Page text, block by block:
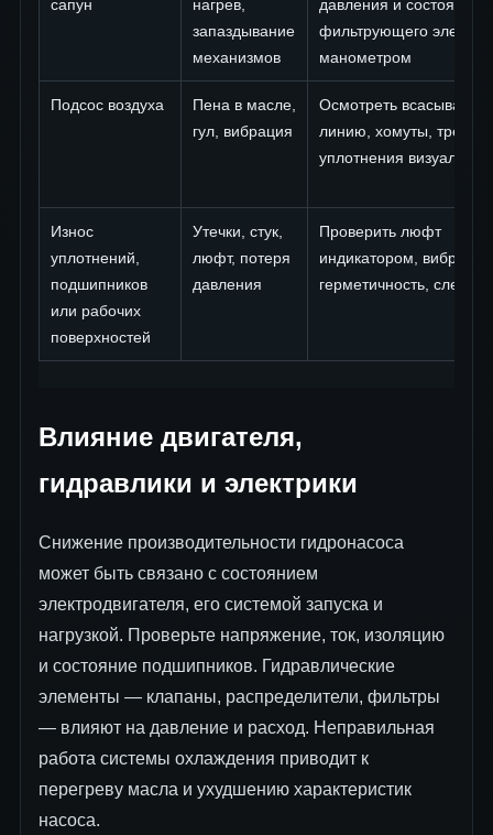
сапун
нагрев,
запаздывание
механизмов
давления и состояние
фильтрующего
манометром
Подсос воздуха
Пена в масле,
гул, вибрация
Осмотреть
линию, хомуты,
уплотнения визуально
Износ
уплотнений,
подшипников
или рабочих
поверхностей
Утечки, стук,
люфт, потеря
давления
Проверить люфт
индикатором,
герметичность, следы
Влияние двигателя,
гидравлики и электрики
Снижение производительности гидронасоса
может быть связано с состоянием
электродвигателя, его системой запуска и
нагрузкой. Проверьте напряжение, ток, изоляцию
и состояние подшипников. Гидравлические
элементы — клапаны, распределители, фильтры
— влияют на давление и расход. Неправильная
работа системы охлаждения приводит к
перегреву масла и ухудшению характеристик
насоса.